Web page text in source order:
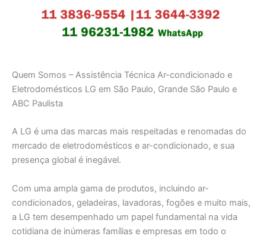
Quem Somos – Assistência Técnica Ar-condicionado e
Eletrodomésticos LG em São Paulo, Grande São Paulo e
ABC Paulista
A LG é uma das marcas mais respeitadas e renomadas do
mercado de eletrodomésticos e ar-condicionado, e sua
presença global é inegável.
Com uma ampla gama de produtos, incluindo ar-
condicionados, geladeiras, lavadoras, fogões e muito mais,
a LG tem desempenhado um papel fundamental na vida
cotidiana de inúmeras famílias e empresas em todo o